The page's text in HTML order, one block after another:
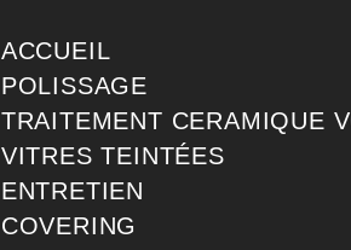
ACCUEIL
POLISSAGE
TRAITEMENT CERAMIQUE
VITRES TEINTÉES
ENTRETIEN
COVERING